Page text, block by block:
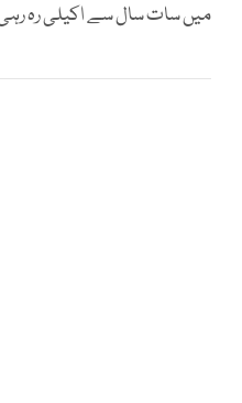
میں سات سال سے اکیلی رہ